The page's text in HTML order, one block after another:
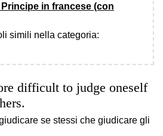
in francese (con
simili nella categoria:
difficult to judge oneself
se stessi che giudicare gli